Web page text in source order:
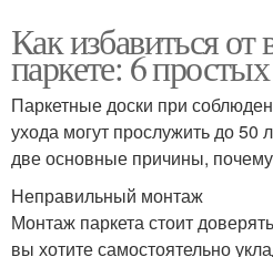
Как избавиться от
паркете: 6
Паркетные доски при
ухода могут прослужить до 50
две основные причины, почему
Неправильный монтаж
Монтаж паркета стоит
вы хотите самостоятельно